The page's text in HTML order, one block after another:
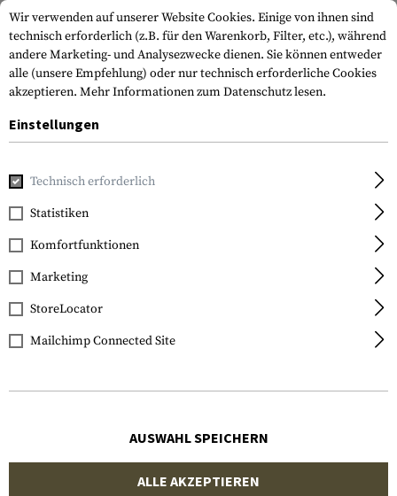
Home Outdoor & Survival Nahrung &
FILTER
Keine Produkte gefunden.
SCHNELLSTER VERSAND
Wir verwenden auf unserer Website Cookies. Einige von ihnen sind
technisch erforderlich (z.B. für den Warenkorb, Filter, etc.), während
andere Marketing- und Analysezwecke dienen. Sie können entweder
alle (unsere Empfehlung) oder nur technisch erforderliche Cookies
akzeptieren. Mehr Informationen zum Datenschutz lesen.
Einstellungen
Technisch erforderlich
Statistiken
Komfortfunktionen
Marketing
StoreLocator
Mailchimp Connected Site
AUSWAHL SPEICHERN
ALLE AKZEPTIEREN